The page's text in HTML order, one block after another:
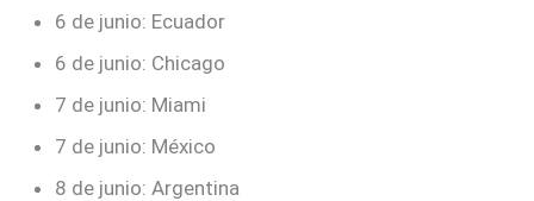
6 de junio: Ecuador
6 de junio: Chicago
7 de junio: Miami
7 de junio: México
8 de junio: Argentina